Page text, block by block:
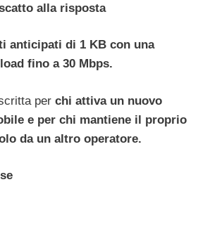
alla risposta
anticipati di 1 KB con una
fino a 30 Mbps.
per chi attiva un nuovo
e per chi mantiene il proprio
da un altro operatore.